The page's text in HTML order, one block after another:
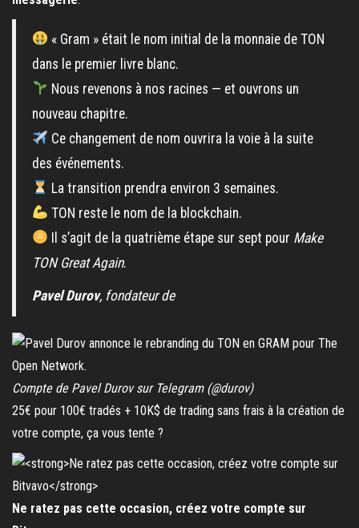
« Gram » était le nom initial de la monnaie de TON
dans le premier livre blanc.
Nous revenons à nos racines — et ouvrons un
nouveau chapitre.
Ce changement de nom ouvrira la voie à la suite
des événements.
La transition prendra environ 3 semaines.
TON reste le nom de la blockchain.
Il s’agit de la quatrième étape sur sept pour Make
TON Great Again.
Pavel Durov, fondateur de
Compte de Pavel Durov sur Telegram (@durov)
25€ pour 100€ tradés + 10K$ de trading sans frais à la création de
votre compte, ça vous tente ?
Ne ratez pas cette occasion, créez votre compte sur